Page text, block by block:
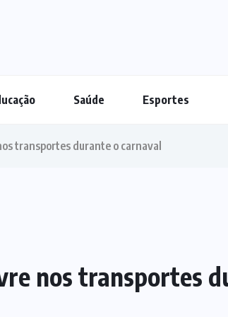
Saúde Esportes
transportes durante o carnaval
nos transportes